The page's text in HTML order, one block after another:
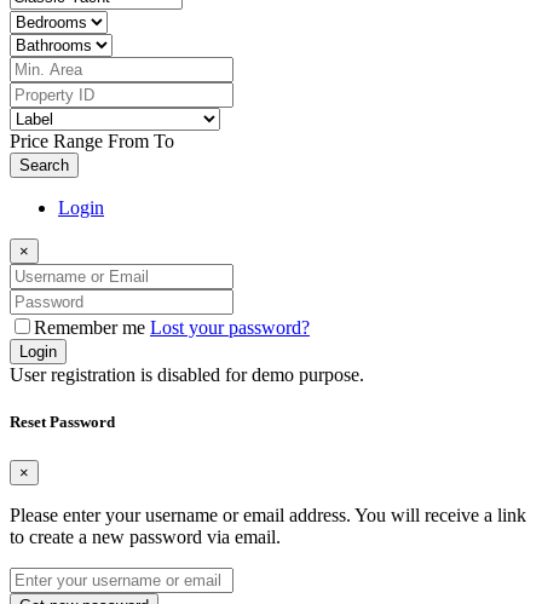
Price Range From To
Search
Login
×
Remember me Lost your password?
Login
User registration is disabled for demo purpose.
Reset Password
×
Please enter your username or email address. You will receive a link
to create a new password via email.